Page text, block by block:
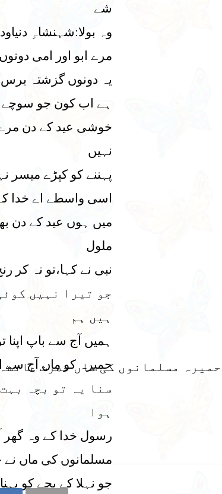
شے
وہ بولا:شہنشاہِ
مرے ابو اور امی
یہ دونوں گزشتہ
ہے اب کون جو سوچے
خوشی عید کے دن مرے
نہیں
پہننے کو کپڑے میسر
اسی واسطے اے خدا
میں ہوں عید کے دن
ملول
نبی نے کہا،تو نہ کر
جو تیرا نہیں
ہیں ہم
ہمیں آج سے باپ اپنا
حمیرہ کو ماں آج سے
سنا یہ تو بچہ
ہوا
رسول خدا کے وہ گھر
مسلمانوں کی ماں نے
جو نہلا کے بچے کو پہنا
۔۔۔۔۔۔۔
حمیرہ مسلمانوں کی ماں حضرت